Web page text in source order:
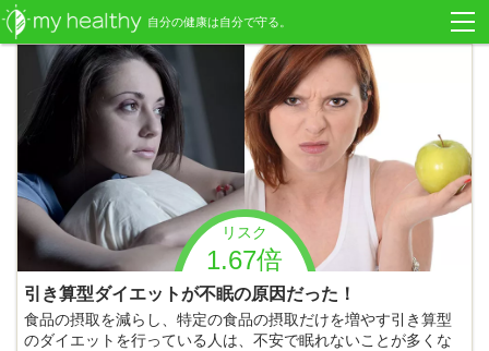
リスク
1.67倍
引き算型ダイエットが不眠の原因だった！
食品の摂取を減らし、特定の食品の摂取だけを増やす引き算型
のダイエットを行っている人は、不安で眠れないことが多くな
自分の健康は自分で守る。